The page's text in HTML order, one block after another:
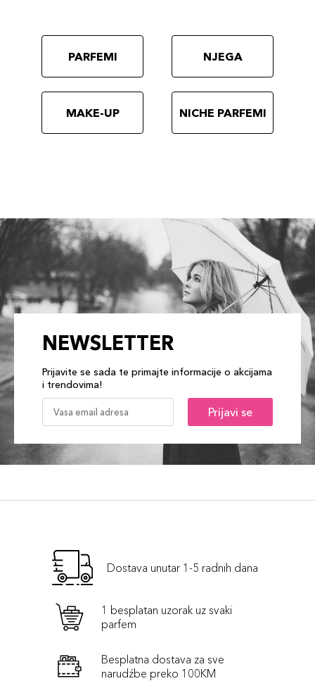
PARFEMI NJEGA
MAKE-UP NICHE PARFEMI
NEWSLETTER
Prijavite se sada te primajte informacije o akcijama
i trendovima!
Prijavi se
Dostava unutar 1-5 radnih dana
1 besplatan uzorak uz svaki
parfem
Besplatna dostava za sve
narudźbe preko 100KM